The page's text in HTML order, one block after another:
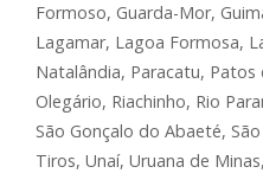
Formoso, Guarda-Mor,
Lagamar, Lagoa Formosa,
Natalândia, Paracatu, Patos
Olegário, Riachinho, Rio
São Gonçalo do Abaeté,
Tiros, Unaí, Uruana de